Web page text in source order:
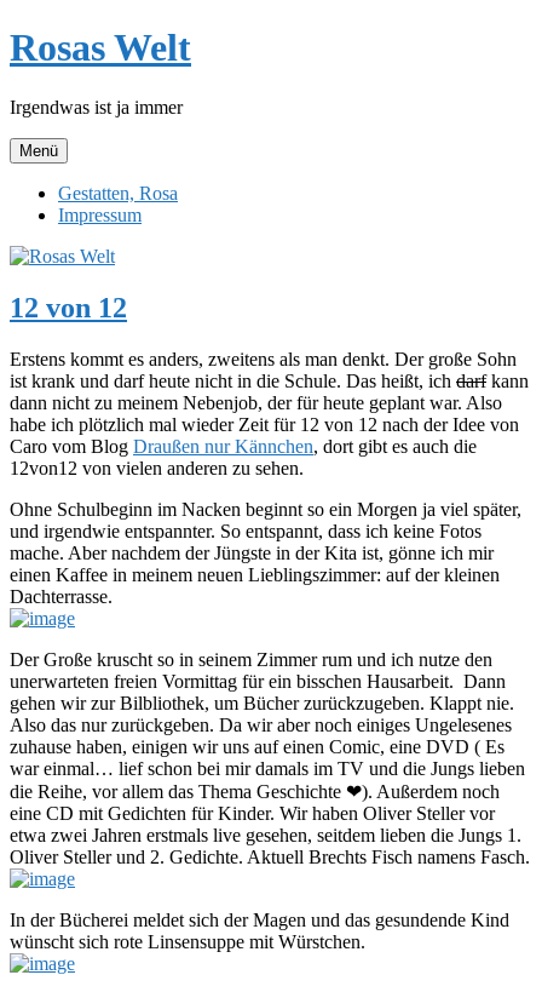
Zum
Inhalt
Rosas Welt
Irgendwas ist ja immer
Menü
Gestatten, Rosa
Impressum
12 von 12
Erstens kommt es anders, zweitens als man denkt. Der große Sohn
ist krank und darf heute nicht in die Schule. Das heißt, ich darfkann
dann nicht zu meinem Nebenjob, der für heute geplant war. Also
habe ich plötzlich mal wieder Zeit für 12 von 12 nach der Idee von
Caro vom Blog Draußen nur Kännchen, dort gibt es auch die
12von12 von vielen anderen zu sehen.
Ohne Schulbeginn im Nacken beginnt so ein Morgen ja viel später,
und irgendwie entspannter. So entspannt, dass ich keine Fotos
mache. Aber nachdem der Jüngste in der Kita ist, gönne ich mir
einen Kaffee in meinem neuen Lieblingszimmer: auf der kleinen
Dachterrasse.
Der Große kruscht so in seinem Zimmer rum und ich nutze den
unerwarteten freien Vormittag für ein bisschen Hausarbeit. Dann
gehen wir zur Bilbliothek, um Bücher zurückzugeben. Klappt nie.
Also das nur zurückgeben. Da wir aber noch einiges Ungelesenes
zuhause haben, einigen wir uns auf einen Comic, eine DVD ( Es
war einmal… lief schon bei mir damals im TV und die Jungs lieben
die Reihe, vor allem das Thema Geschichte ❤). Außerdem noch
eine CD mit Gedichten für Kinder. Wir haben Oliver Steller vor
etwa zwei Jahren erstmals live gesehen, seitdem lieben die Jungs 1.
Oliver Steller und 2. Gedichte. Aktuell Brechts Fisch namens Fasch.
In der Bücherei meldet sich der Magen und das gesundende Kind
wünscht sich rote Linsensuppe mit Würstchen.